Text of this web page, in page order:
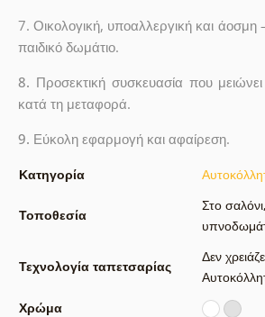
7. Οικολογική, υποαλλεργική και άοσμη
παιδικό δωμάτιο.
8. Προσεκτική συσκευασία που
κατά τη μεταφορά.
9. Εύκολη εφαρμογή και αφαίρεση.
Κατηγορία
Τοποθεσία
Στο σαλόνι,
Τεχνολογία ταπετσαρίας
Δεν
Χρώμα